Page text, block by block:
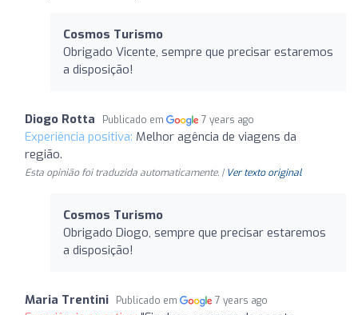
Cosmos Turismo
Obrigado Vicente, sempre que precisar estaremos
a disposição!
Diogo Rotta Publicado em 7 years ago
Experiência positiva: Melhor agência de viagens da
região.
Esta opinião foi traduzida automaticamente. | Ver texto original
Cosmos Turismo
Obrigado Diogo, sempre que precisar estaremos
a disposição!
Maria Trentini Publicado em 7 years ago